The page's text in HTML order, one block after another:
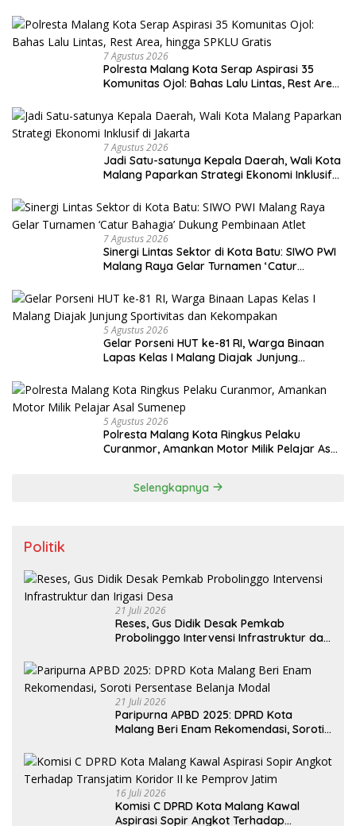
7 Agustus 2026
Polresta Malang Kota Serap Aspirasi 35
Komunitas Ojol: Bahas Lalu Lintas, Rest Area,
7 Agustus 2026
Jadi Satu-satunya Kepala Daerah, Wali Kota
Malang Paparkan Strategi Ekonomi Inklusif
7 Agustus 2026
Sinergi Lintas Sektor di Kota Batu: SIWO PWI
Malang Raya Gelar Turnamen ‘Catur
5 Agustus 2026
Gelar Porseni HUT ke-81 RI, Warga Binaan
Lapas Kelas I Malang Diajak Junjung
5 Agustus 2026
Polresta Malang Kota Ringkus Pelaku
Curanmor, Amankan Motor Milik Pelajar Asal
Selengkapnya
Politik
21 Juli 2026
Reses, Gus Didik Desak Pemkab
Probolinggo Intervensi Infrastruktur dan
21 Juli 2026
Paripurna APBD 2025: DPRD Kota
Malang Beri Enam Rekomendasi, Soroti
16 Juli 2026
Komisi C DPRD Kota Malang Kawal
Aspirasi Sopir Angkot Terhadap